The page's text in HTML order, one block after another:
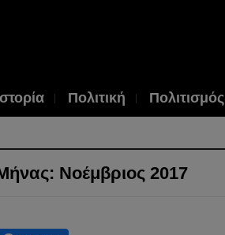
Πολιτική Πολιτισμός
Νοέμβριος 2017